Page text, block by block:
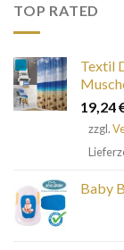
TOP RATED
Textil
19,24
zzgl.
Baby